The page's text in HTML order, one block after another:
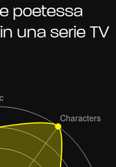
poetessa
una serie TV